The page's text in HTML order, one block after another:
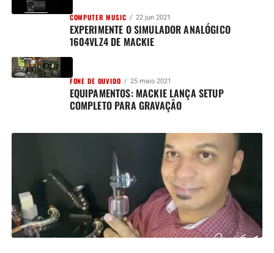
COMPUTER MUSIC 22 jun 2021
EXPERIMENTE O SIMULADOR ANALÓGICO
1604VLZ4 DE MACKIE
FONE DE OUVIDO 25 maio 2021
EQUIPAMENTOS: MACKIE LANÇA SETUP
COMPLETO PARA GRAVAÇÃO